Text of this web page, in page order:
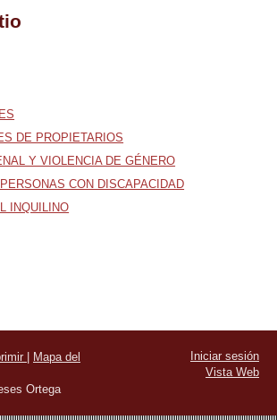
DE PROPIETARIOS
Y VIOLENCIA DE GÉNERO
CON DISCAPACIDAD
INQUILINO
Mapa del
Ortega
Iniciar sesión
Vista Web